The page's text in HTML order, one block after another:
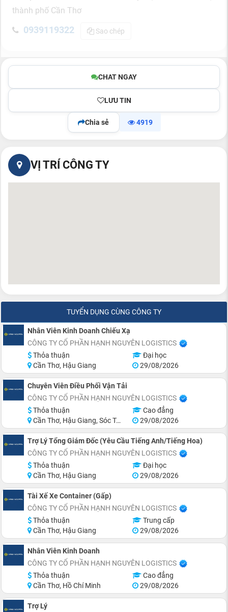
thành phố Cần Thơ
0939119322 Sao chép
CHAT NGAY
LƯU TIN
Chia sẻ 4919
VỊ TRÍ CÔNG TY
TUYỂN DỤNG CÙNG CÔNG TY
Nhân Viên Kinh Doanh Chiếu Xạ
CÔNG TY CỔ PHẦN HẠNH NGUYÊN LOGISTICS
Thỏa thuận
Đại học
Cần Thơ, Hậu Giang
29/08/2026
Chuyên Viên Điều Phối Vận Tải
CÔNG TY CỔ PHẦN HẠNH NGUYÊN LOGISTICS
Thỏa thuận
Cao đẳng
Cần Thơ, Hậu Giang, Sóc Trăng
29/08/2026
Trợ Lý Tổng Giám Đốc (Yêu Cầu Tiếng Anh/Tiếng Hoa)
CÔNG TY CỔ PHẦN HẠNH NGUYÊN LOGISTICS
Thỏa thuận
Đại học
Cần Thơ, Hậu Giang
29/08/2026
Tài Xế Xe Container (Gấp)
CÔNG TY CỔ PHẦN HẠNH NGUYÊN LOGISTICS
Thỏa thuận
Trung cấp
Cần Thơ, Hậu Giang
29/08/2026
Nhân Viên Kinh Doanh
CÔNG TY CỔ PHẦN HẠNH NGUYÊN LOGISTICS
Thỏa thuận
Cao đẳng
Cần Thơ, Hồ Chí Minh
29/08/2026
Trợ Lý